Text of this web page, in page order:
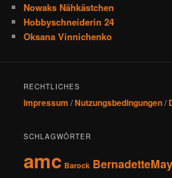
Nowaks Nähkästchen
Hobbyschneiderin 24
Oksana Vinnichenko
RECHTLICHES
Impressum /Nutzungsbedingungen/
SCHLAGWÖRTER
amc Barock